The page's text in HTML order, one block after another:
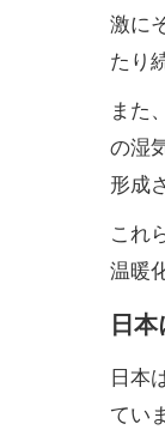
激に
たり
また
の湿
形成
これ
温暖
日
日本
てい